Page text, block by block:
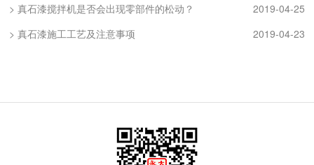
> 真石漆搅拌机是否会出现零部件的松动？
2019-04-25
> 真石漆施工工艺及注意事项
2019-04-23